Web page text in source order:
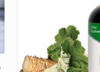
۱۰